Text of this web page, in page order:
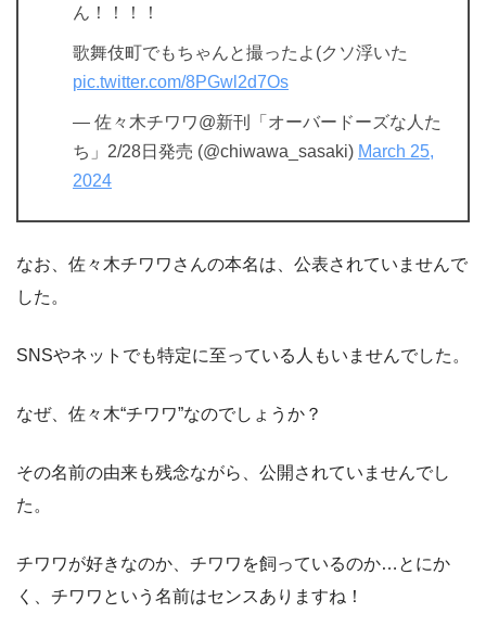
ん！！！！
歌舞伎町でもちゃんと撮ったよ(クソ浮いた
pic.twitter.com/8PGwl2d7Os
— 佐々木チワワ@新刊「オーバードーズな人た
ち」2/28日発売 (@chiwawa_sasaki) March 25,
2024
なお、佐々木チワワさんの本名は、公表されていませんで
した。
SNSやネットでも特定に至っている人もいませんでした。
なぜ、佐々木“チワワ”なのでしょうか？
その名前の由来も残念ながら、公開されていませんでし
た。
チワワが好きなのか、チワワを飼っているのか…とにか
く、チワワという名前はセンスありますね！